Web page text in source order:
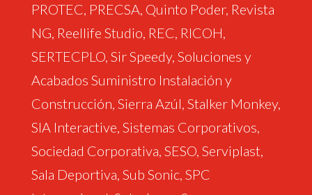
PROTEC, PRECSA, Quinto Poder, Revista
NG, Reellife Studio, REC, RICOH,
SERTECPLO, Sir Speedy, Soluciones y
Acabados Suministro Instalación y
Construcción, Sierra Azúl, Stalker Monkey,
SIA Interactive, Sistemas Corporativos,
Sociedad Corporativa, SESO, Serviplast,
Sala Deportiva, Sub Sonic, SPC